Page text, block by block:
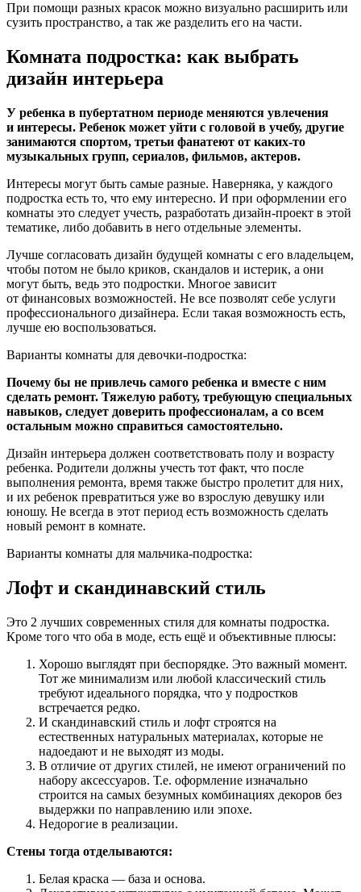
При помощи разных красок можно визуально расширить или
сузить пространство, а так же разделить его на части.
Комната подростка: как выбрать
дизайн интерьера
У ребенка в пубертатном периоде меняются увлечения
и интересы. Ребенок может уйти с головой в учебу, другие
занимаются спортом, третьи фанатеют от каких-то
музыкальных групп, сериалов, фильмов, актеров.
Интересы могут быть самые разные. Наверняка, у каждого
подростка есть то, что ему интересно. И при оформлении его
комнаты это следует учесть, разработать дизайн-проект в этой
тематике, либо добавить в него отдельные элементы.
Лучше согласовать дизайн будущей комнаты с его владельцем,
чтобы потом не было криков, скандалов и истерик, а они
могут быть, ведь это подростки. Многое зависит
от финансовых возможностей. Не все позволят себе услуги
профессионального дизайнера. Если такая возможность есть,
лучше ею воспользоваться.
Варианты комнаты для девочки-подростка:
Почему бы не привлечь самого ребенка и вместе с ним
сделать ремонт. Тяжелую работу, требующую специальных
навыков, следует доверить профессионалам, а со всем
остальным можно справиться самостоятельно.
Дизайн интерьера должен соответствовать полу и возрасту
ребенка. Родители должны учесть тот факт, что после
выполнения ремонта, время также быстро пролетит для них,
и их ребенок превратиться уже во взрослую девушку или
юношу. Не всегда в этот период есть возможность сделать
новый ремонт в комнате.
Варианты комнаты для мальчика-подростка:
Лофт и скандинавский стиль
Это 2 лучших современных стиля для комнаты подростка.
Кроме того что оба в моде, есть ещё и объективные плюсы:
Хорошо выглядят при беспорядке. Это важный момент.
Тот же минимализм или любой классический стиль
требуют идеального порядка, что у подростков
встречается редко.
И скандинавский стиль и лофт строятся на
естественных натуральных материалах, которые не
надоедают и не выходят из моды.
В отличие от других стилей, не имеют ограничений по
набору аксессуаров. Т.е. оформление изначально
строится на самых безумных комбинациях декоров без
выдержки по направлению или эпохе.
Недорогие в реализации.
Стены тогда отделываются:
Белая краска — база и основа.